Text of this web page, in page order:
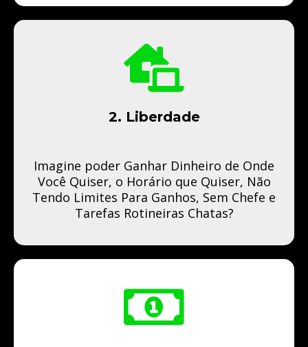
2. Liberdade
Imagine poder Ganhar Dinheiro de Onde
Você Quiser, o Horário que Quiser, Não
Tendo Limites Para Ganhos, Sem Chefe e
Tarefas Rotineiras Chatas?